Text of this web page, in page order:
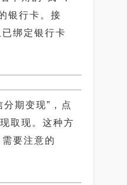
银行卡。接
绑定银行卡
期变现”，点
取现。这种方
要注意的